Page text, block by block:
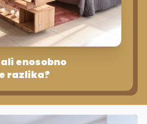
enosobno
razlika?